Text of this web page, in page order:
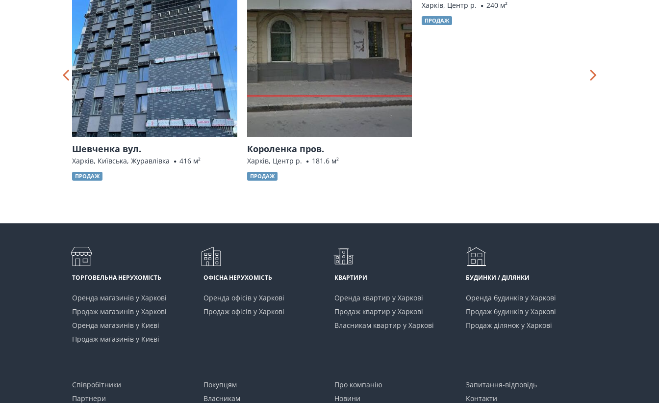
Шевченка вул.
Харків, Київська, Журавлівка 416 м²
ПРОДАЖ
Короленка пров.
Харків, Центр р. 181.6 м²
ПРОДАЖ
Харків, Центр р. 240 м²
ПРОДАЖ
ТОРГОВЕЛЬНА НЕРУХОМІСТЬ
Оренда магазинів у Харкові
Продаж магазинів у Харкові
Оренда магазинів у Києві
Продаж магазинів у Києві
ОФІСНА НЕРУХОМІСТЬ
Оренда офісів у Харкові
Продаж офісів у Харкові
КВАРТИРИ
Оренда квартир у Харкові
Продаж квартир у Харкові
Власникам квартир у Харкові
БУДИНКИ / ДІЛЯНКИ
Оренда будинків у Харкові
Продаж будинків у Харкові
Продаж ділянок у Харкові
Співробітники
Партнери
Покупцям
Власникам
Про компанію
Новини
Запитання-відповідь
Контакти